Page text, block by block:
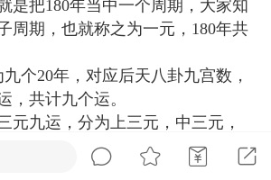
谷气行、营卫通：内经视角
是把180年当中一个周期，大家知
周期，也就称之为一元，180年共
个20年，对应后天八卦九宫数，
，共计九个运。
元九运，分为上三元，中三元，